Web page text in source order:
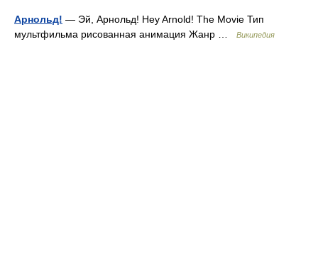
Арнольд! — Эй, Арнольд! Hey Arnold! The Movie Тип
мультфильма рисованная анимация Жанр …
Википедия